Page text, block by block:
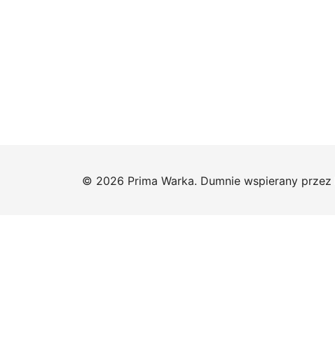
© 2026 Prima Warka. Dumnie wspierany przez